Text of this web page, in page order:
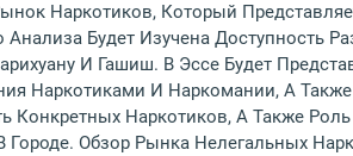
Наркотиков, Который
Анализа Будет Изучена Доступность
И Гашиш. В Эссе Будет
Наркотиками И Наркомании, А
Конкретных Наркотиков, А Также
Городе. Обзор Рынка Нелегальных